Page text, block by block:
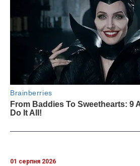
01 серпня 2026